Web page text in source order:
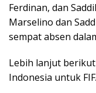
Ferdinan, dan
Marselino dan
sempat absen
Lebih lanjut
Indonesia untuk